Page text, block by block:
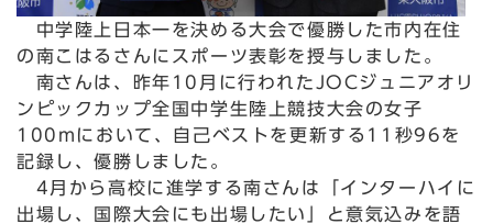
中学陸上日本一を決める大会で優勝した市内在住
の南こはるさんにスポーツ表彰を授与しました。
南さんは、昨年10月に行われたJOCジュニアオリ
ンピックカップ全国中学生陸上競技大会の女子
100mにおいて、自己ベストを更新する11秒96を
記録し、優勝しました。
4月から高校に進学する南さんは「インターハイに
出場し、国際大会にも出場したい」と意気込みを語